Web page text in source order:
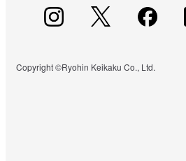
Copyright ©Ryohin Keikaku Co., Ltd.